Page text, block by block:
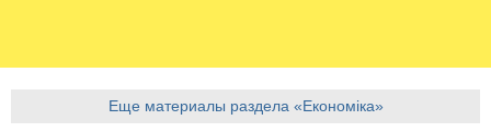
Еще материалы раздела «Економіка»